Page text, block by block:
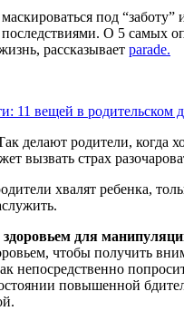
под
О 5 самых
рассказывает parade.
11 вещей в родительском
делают родители, когда
вызвать страх
хвалят ребенка,
здоровьем для
чтобы получить
непосредственно
повышенной